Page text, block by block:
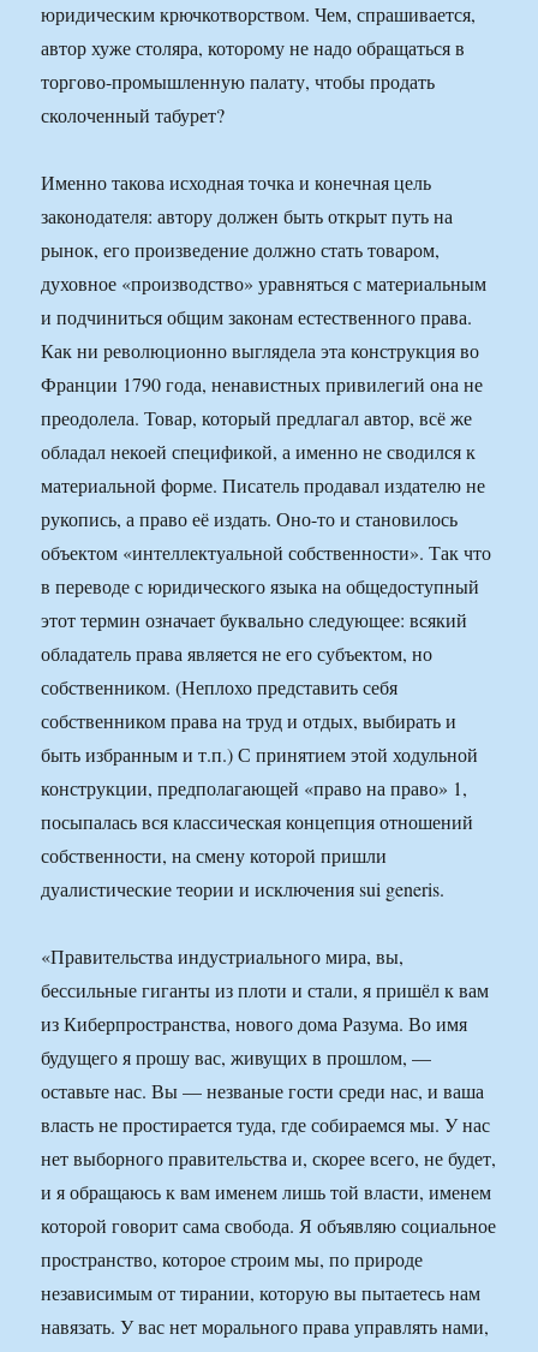
юридическим крючкотворством. Чем, спрашивается,
автор хуже столяра, которому не надо обращаться в
торгово-промышленную палату, чтобы продать
сколоченный табурет?
Именно такова исходная точка и конечная цель
законодателя: автору должен быть открыт путь на
рынок, его произведение должно стать товаром,
духовное «производство» уравняться с материальным
и подчиниться общим законам естественного права.
Как ни революционно выглядела эта конструкция во
Франции 1790 года, ненавистных привилегий она не
преодолела. Товар, который предлагал автор, всё же
обладал некоей спецификой, а именно не сводился к
материальной форме. Писатель продавал издателю не
рукопись, а право её издать. Оно-то и становилось
объектом «интеллектуальной собственности». Так что
в переводе с юридического языка на общедоступный
этот термин означает буквально следующее: всякий
обладатель права является не его субъектом, но
собственником. (Неплохо представить себя
собственником права на труд и отдых, выбирать и
быть избранным и т.п.) С принятием этой ходульной
конструкции, предполагающей «право на право» 1,
посыпалась вся классическая концепция отношений
собственности, на смену которой пришли
дуалистические теории и исключения sui generis.
«Правительства индустриального мира, вы,
бессильные гиганты из плоти и стали, я пришёл к вам
из Киберпространства, нового дома Разума. Во имя
будущего я прошу вас, живущих в прошлом, —
оставьте нас. Вы — незваные гости среди нас, и ваша
власть не простирается туда, где собираемся мы. У нас
нет выборного правительства и, скорее всего, не будет,
и я обращаюсь к вам именем лишь той власти, именем
которой говорит сама свобода. Я объявляю социальное
пространство, которое строим мы, по природе
независимым от тирании, которую вы пытаетесь нам
навязать. У вас нет морального права управлять нами,